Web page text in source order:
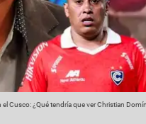
el Cusco: ¿Qué tendría que ver Christian